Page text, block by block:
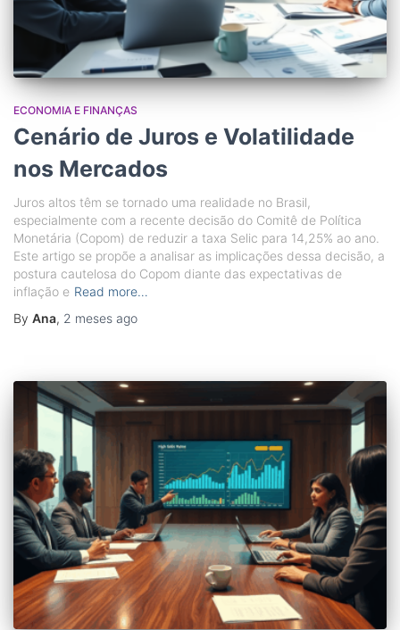
ECONOMIA E FINANÇAS
Cenário de Juros e Volatilidade
nos Mercados
Juros altos têm se tornado uma realidade no Brasil,
especialmente com a recente decisão do Comitê de Política
Monetária (Copom) de reduzir a taxa Selic para 14,25% ao ano.
Este artigo se propõe a analisar as implicações dessa decisão, a
postura cautelosa do Copom diante das expectativas de
inflação e Read more…
By Ana, 2 meses ago